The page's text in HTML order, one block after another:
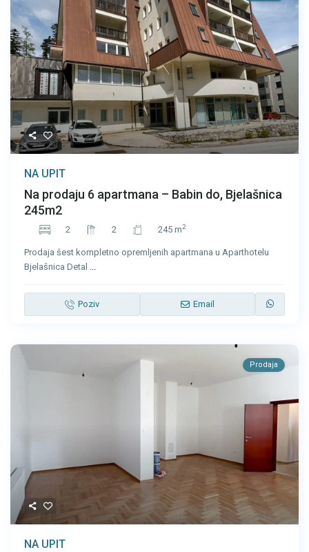
NA UPIT
Na prodaju 6 apartmana – Babin do, Bjelašnica
245m2
2 2 245 m2
Prodaja šest kompletno opremljenih apartmana u Aparthotelu
Bjelašnica Detal ...
Poziv Email
Prodaja
NA UPIT